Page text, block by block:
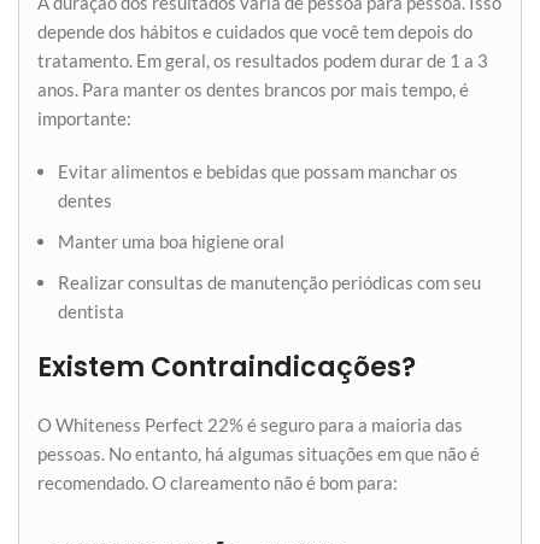
depende dos hábitos e cuidados que você tem depois do
tratamento. Em geral, os resultados podem durar de 1 a 3
anos. Para manter os dentes brancos por mais tempo, é
importante:
Evitar alimentos e bebidas que possam manchar os
dentes
Manter uma boa higiene oral
Realizar consultas de manutenção periódicas com seu
dentista
Existem Contraindicações?
O Whiteness Perfect 22% é seguro para a maioria das
pessoas. No entanto, há algumas situações em que não é
recomendado. O clareamento não é bom para: